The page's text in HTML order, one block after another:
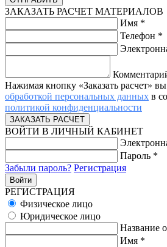
ЗАКАЗАТЬ РАСЧЕТ МАТЕРИАЛОВ
Имя *
Телефон *
Нажимая кнопку «Заказать расчет» вы
обработкой персональных данных в
политикой конфиденциальности
ВОЙТИ В ЛИЧНЫЙ КАБИНЕТ
Пароль *
Забыли пароль? Регистрация
РЕГИСТРАЦИЯ
Физическое лицо
Юридическое лицо
Название
Имя *